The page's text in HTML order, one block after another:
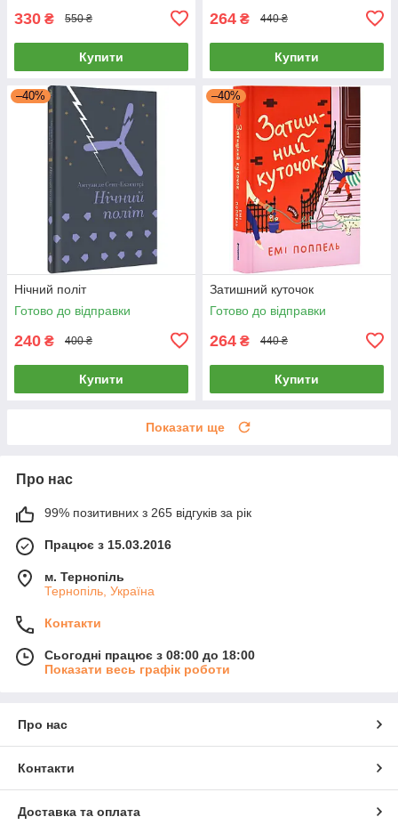
330 ₴ 550 ₴
Купити
264 ₴ 440 ₴
Купити
–40%
Нічний політ
Готово до відправки
240 ₴ 400 ₴
Купити
–40%
Затишний куточок
Готово до відправки
264 ₴ 440 ₴
Купити
Показати ще
Про нас
99% позитивних з 265 відгуків за рік
Працює з 15.03.2016
м. Тернопіль
Тернопіль, Україна
Контакти
Сьогодні працює з 08:00 до 18:00
Показати весь графік роботи
Про нас
Контакти
Доставка та оплата